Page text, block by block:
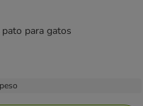
para gatos